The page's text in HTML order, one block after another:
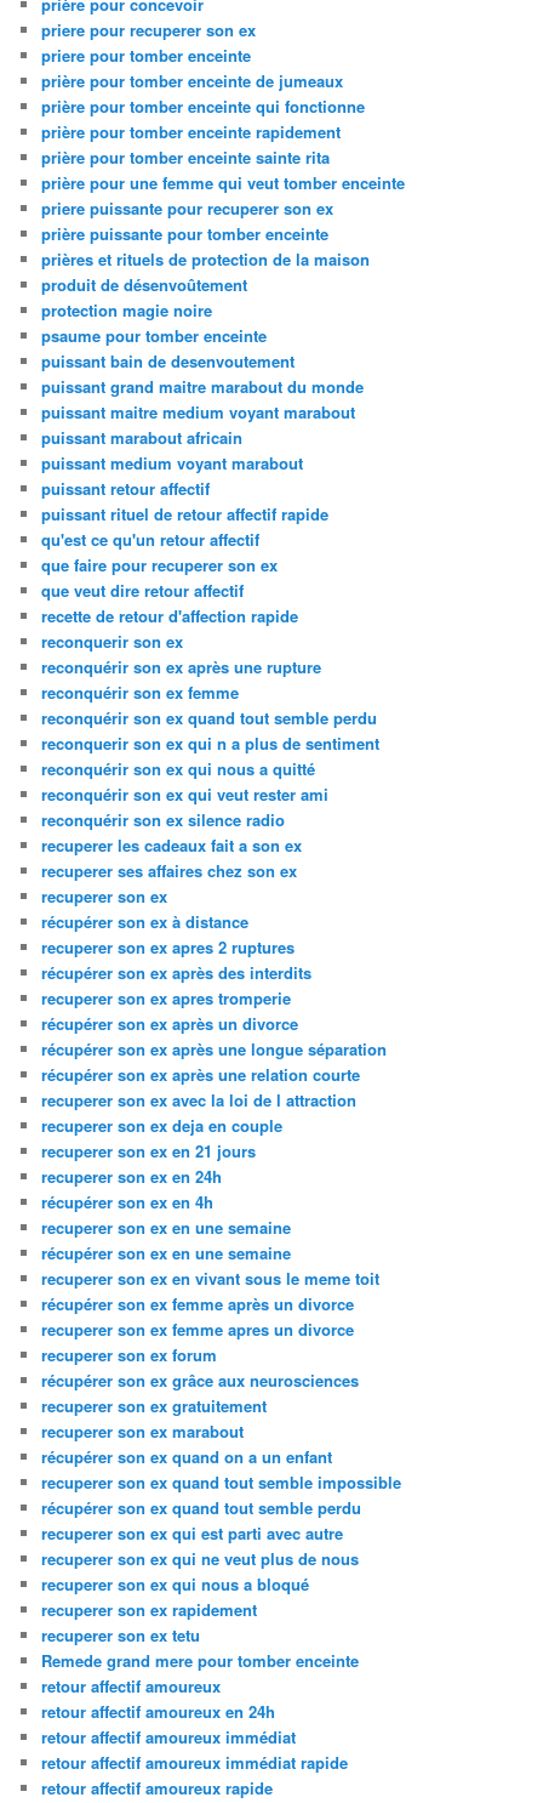
priere pour recuperer son ex
priere pour tomber enceinte
prière pour tomber enceinte de jumeaux
prière pour tomber enceinte qui fonctionne
prière pour tomber enceinte rapidement
prière pour tomber enceinte sainte rita
prière pour une femme qui veut tomber enceinte
priere puissante pour recuperer son ex
prière puissante pour tomber enceinte
prières et rituels de protection de la maison
produit de désenvoûtement
protection magie noire
psaume pour tomber enceinte
puissant bain de desenvoutement
puissant grand maitre marabout du monde
puissant maitre medium voyant marabout
puissant marabout africain
puissant medium voyant marabout
puissant retour affectif
puissant rituel de retour affectif rapide
qu'est ce qu'un retour affectif
que faire pour recuperer son ex
que veut dire retour affectif
recette de retour d'affection rapide
reconquerir son ex
reconquérir son ex après une rupture
reconquérir son ex femme
reconquérir son ex quand tout semble perdu
reconquerir son ex qui n a plus de sentiment
reconquérir son ex qui nous a quitté
reconquérir son ex qui veut rester ami
reconquérir son ex silence radio
recuperer les cadeaux fait a son ex
recuperer ses affaires chez son ex
recuperer son ex
récupérer son ex à distance
recuperer son ex apres 2 ruptures
récupérer son ex après des interdits
recuperer son ex apres tromperie
récupérer son ex après un divorce
récupérer son ex après une longue séparation
récupérer son ex après une relation courte
recuperer son ex avec la loi de l attraction
recuperer son ex deja en couple
recuperer son ex en 21 jours
recuperer son ex en 24h
récupérer son ex en 4h
recuperer son ex en une semaine
récupérer son ex en une semaine
recuperer son ex en vivant sous le meme toit
récupérer son ex femme après un divorce
recuperer son ex femme apres un divorce
recuperer son ex forum
récupérer son ex grâce aux neurosciences
recuperer son ex gratuitement
recuperer son ex marabout
récupérer son ex quand on a un enfant
recuperer son ex quand tout semble impossible
récupérer son ex quand tout semble perdu
recuperer son ex qui est parti avec autre
recuperer son ex qui ne veut plus de nous
recuperer son ex qui nous a bloqué
recuperer son ex rapidement
recuperer son ex tetu
Remede grand mere pour tomber enceinte
retour affectif amoureux
retour affectif amoureux en 24h
retour affectif amoureux immédiat
retour affectif amoureux immédiat rapide
retour affectif amoureux rapide